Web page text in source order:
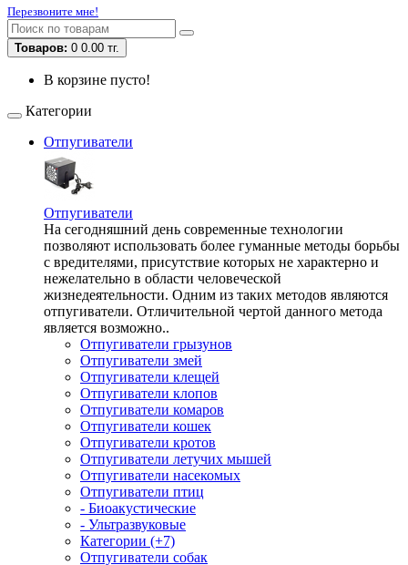
Перезвоните мне!
Товаров: 0 0.00 тг.
В корзине пусто!
Категории
Отпугиватели
Отпугиватели
На сегодняшний день современные технологии
позволяют использовать более гуманные методы борьбы
с вредителями, присутствие которых не характерно и
нежелательно в области человеческой
жизнедеятельности. Одним из таких методов являются
отпугиватели. Отличительной чертой данного метода
является возможно..
Отпугиватели грызунов
Отпугиватели змей
Отпугиватели клещей
Отпугиватели клопов
Отпугиватели комаров
Отпугиватели кошек
Отпугиватели кротов
Отпугиватели летучих мышей
Отпугиватели насекомых
Отпугиватели птиц
- Биоакустические
- Ультразвуковые
Категории (+7)
Отпугиватели собак